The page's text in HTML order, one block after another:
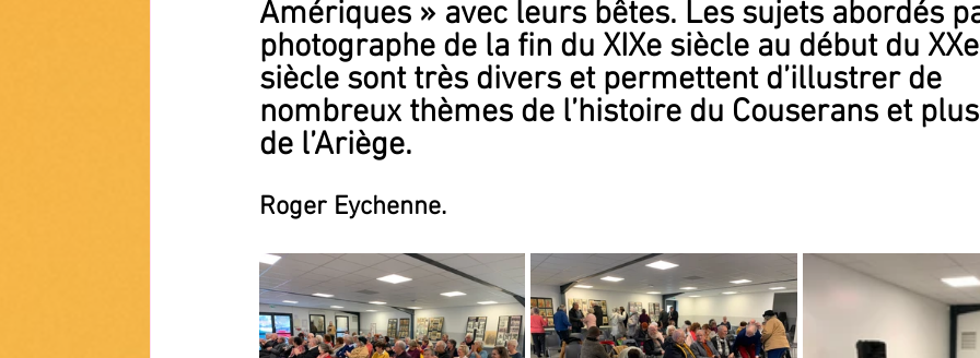
Amériques » avec leurs bêtes. Les sujets abordés
photographe de la fin du XIXe siècle au début du
siècle sont très divers et permettent d’illustrer de
nombreux thèmes de l’histoire du Couserans et
de l’Ariège.
Roger Eychenne.